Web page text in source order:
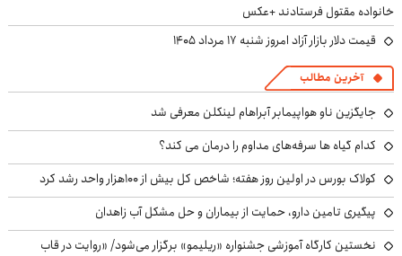
خانواده مقتول فرستادند +عکس
قیمت دلار بازار آزاد امروز شنبه ۱۷ مرداد ۱۴۰۵
آخرین مطالب
جایگزین ناو هواپیمابر آبراهام لینکلن معرفی شد
کدام گیاه ها سرفه‌های مداوم را درمان می کند؟
کولاک بورس در اولین روز هفته؛ شاخص کل بیش از ۱۰۰هزار واحد رشد کرد
پیگیری تامین دارو، حمایت از بیماران و حل مشکل آب زاهدان
نخستین کارگاه آموزشی جشنواره «ریلیمو» برگزار می‌شود/ «روایت در قاب